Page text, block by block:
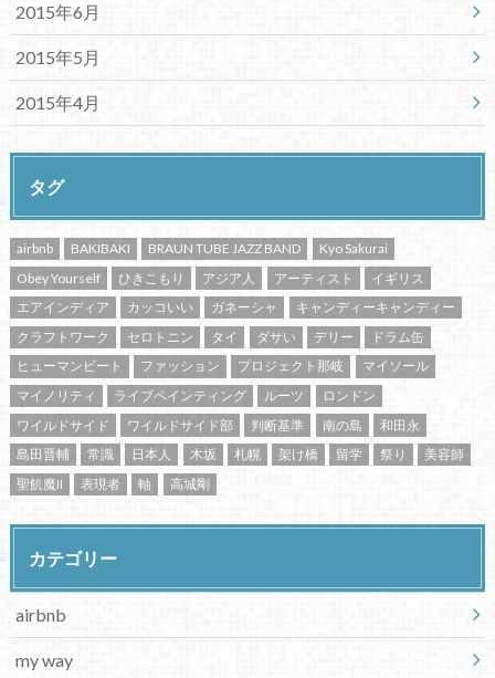
2015年6月
2015年5月
2015年4月
タグ
airbnb BAKIBAKI BRAUN TUBE JAZZ BAND
Kyo Sakurai
Obey Yourself
ひきこもり アジア人 アーティスト
イギリス
エアインディア
カッコいい ガネーシャ
キャンディーキャンディー
クラフトワーク
セロトニン タイ ダサい デリー
ドラム缶
ヒューマンビート
ファッション プロジェクト那岐
マイソール
マイノリティ
ライブペインティング ルーツ
ロンドン
ワイルドサイド
ワイルドサイド部 判断基準 南の島
和田永
島田晋輔
常識 日本人 木坂 札幌 架け橋 留学 祭り
美容師
聖飢魔II
表現者 軸 高城剛
カテゴリー
airbnb
my way